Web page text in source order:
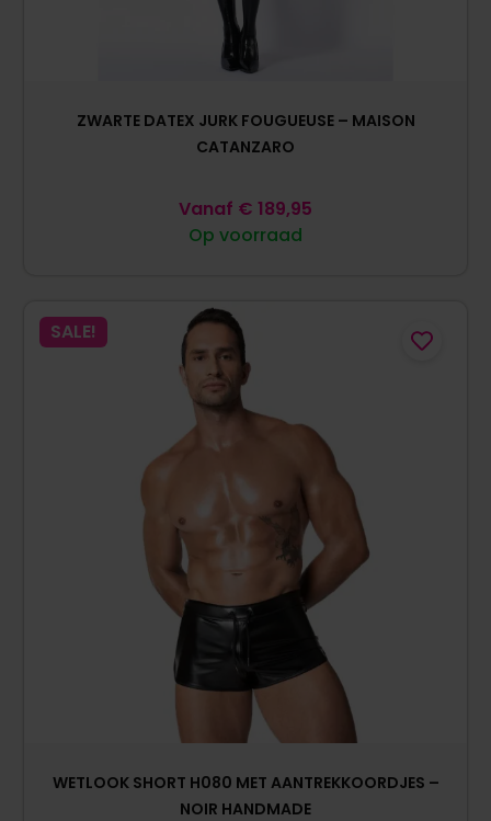
ZWARTE DATEX JURK FOUGUEUSE – MAISON
CATANZARO
Op voorraad
Vanaf € 189,95
SALE!
WETLOOK SHORT H080 MET AANTREKKOORDJES –
NOIR HANDMADE